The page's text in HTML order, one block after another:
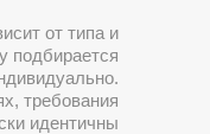
отдельной зоне.
может
так и
от типа и
подбирается
требования
идентичны